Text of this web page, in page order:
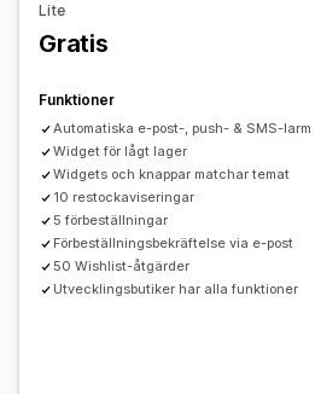
Betalningsalternativ
Delbetalningar
Väntelista
Analyser och rapporter
Kundefterfrågan Lagerrapporter
Försäljningsprognoser
Lite
Gratis
Funktioner
Automatiska e-post-, push- & SMS-larm
Widget för lågt lager
Widgets och knappar matchar temat
10 restockaviseringar
5 förbeställningar
Förbeställningsbekräftelse via e-post
50 Wishlist-åtgärder
Utvecklingsbutiker har alla funktioner